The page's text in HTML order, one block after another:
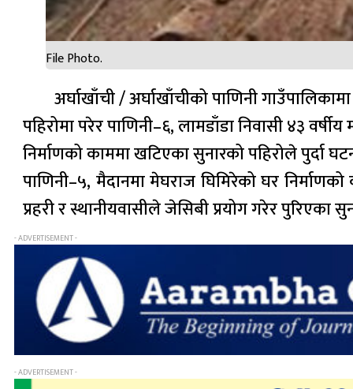
File Photo.
अर्घाखाँची / अर्घाखाँचीको पाणिनी
पहिरोमा परेर पाणिनी–६, लामडाँडा निवासी ४३
निर्माणको काममा खटिएका सुनारको पहिरोले पुर्दा
पाणिनी–५, मैदानमा मेघराज घिमिरेको घर
प्रहरी र स्थानीयवासीले जेसिबी प्रयोग गरेर पुरिएका
- ADVERTISEMENT -
- ADVERTISEMENT -